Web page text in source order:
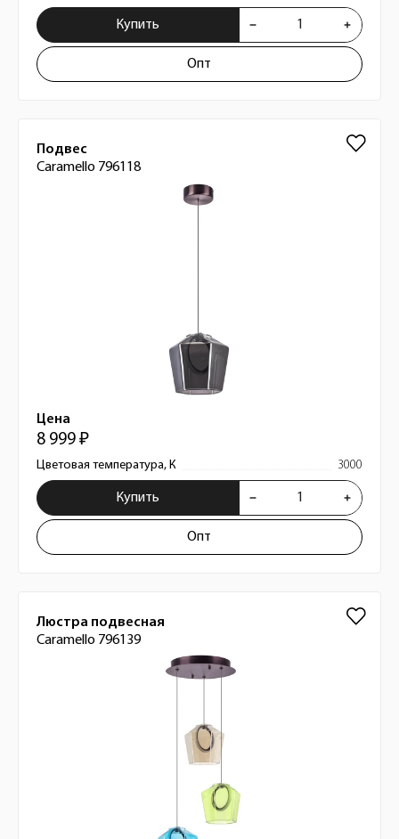
Купить
Опт
Подвес
Caramello 796118
Цена
8 999 ₽
Цветовая температура, К 3000
Купить
Опт
Люстра подвесная
Caramello 796139